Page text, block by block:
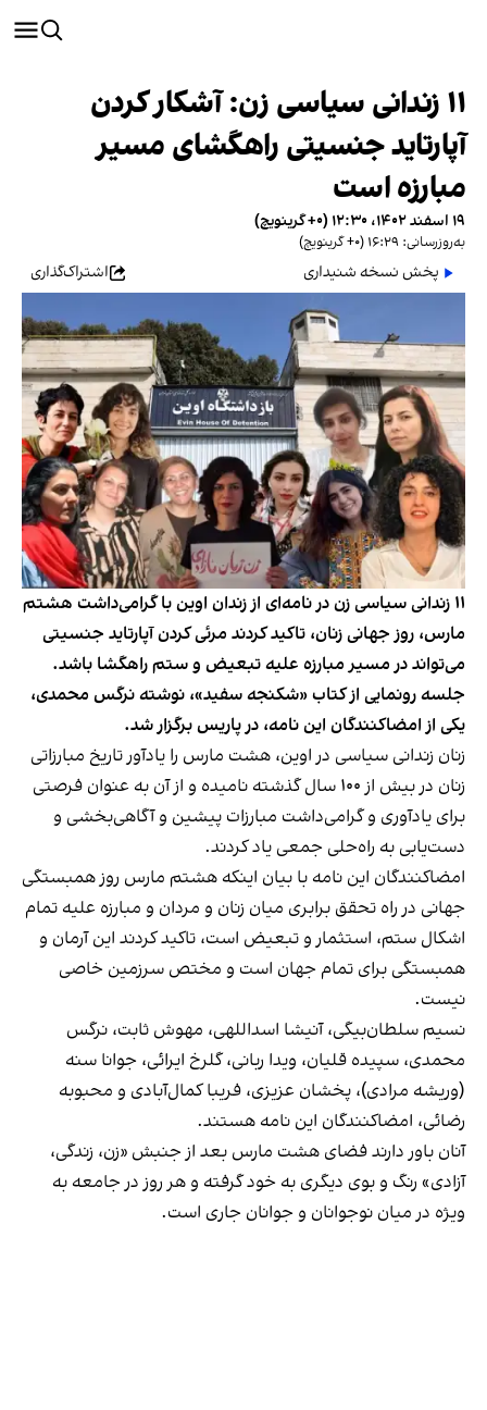
۱۱ زندانی سیاسی زن: آشکار کردن
آپارتاید جنسیتی راهگشای مسیر
مبارزه است
۱۹ اسفند ۱۴۰۲، ۱۲:۳۰ (‎+۰ گرینویچ)
به‌روزرسانی: ۱۶:۲۹ (‎+۰ گرینویچ)
پخش نسخه شنیداری اشتراک‌گذاری
۱۱ زندانی سیاسی زن در نامه‌ای از زندان اوین با گرامی‌داشت هشتم
مارس، روز جهانی زنان، تاکید کردند مرئی کردن آپارتاید جنسیتی
می‌تواند در مسیر مبارزه علیه تبعیض و ستم راهگشا باشد.
جلسه رونمایی از کتاب «شکنجه سفید»، نوشته نرگس محمدی،
یکی از امضاکنندگان این نامه، در پاریس برگزار شد.
زنان زندانی سیاسی در اوین، هشت مارس را یادآور تاریخ مبارزاتی
زنان در بیش از ۱۰۰ سال گذشته نامیده و از آن به عنوان فرصتی
برای یادآوری و گرامی‌داشت مبارزات پیشین و آگاهی‌بخشی و
دست‌یابی به راه‌حلی جمعی یاد کردند.
امضاکنندگان این نامه با بیان اینکه هشتم مارس روز همبستگی
جهانی در راه تحقق برابری میان زنان و مردان و مبارزه علیه تمام
اشکال ستم، استثمار و تبعیض است، تاکید کردند این آرمان و
همبستگی برای تمام جهان است و مختص سرزمین خاصی
نیست.
نسیم سلطان‌بیگی، آنیشا اسداللهی، مهوش ثابت، نرگس
محمدی، سپیده قلیان، ویدا ربانی، گلرخ ایرائی، جوانا سنه
(وریشه مرادی)، پخشان عزیزی، فریبا کمال‌آبادی و محبوبه
رضائی، امضاکنندگان این نامه هستند.
آنان باور دارند فضای هشت مارس بعد از جنبش «زن، زندگی،
آزادی» رنگ و بوی دیگری به خود گرفته و هر روز در جامعه به
ویژه در میان نوجوانان و جوانان جاری است.